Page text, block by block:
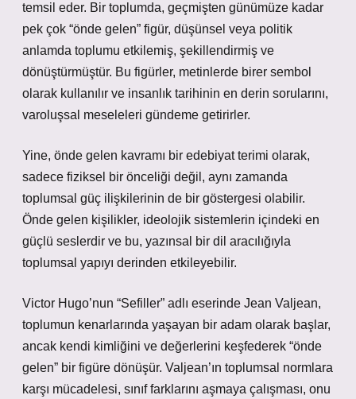
temsil eder. Bir toplumda, geçmişten günümüze kadar
pek çok “önde gelen” figür, düşünsel veya politik
anlamda toplumu etkilemiş, şekillendirmiş ve
dönüştürmüştür. Bu figürler, metinlerde birer sembol
olarak kullanılır ve insanlık tarihinin en derin sorularını,
varoluşsal meseleleri gündeme getirirler.
Yine, önde gelen kavramı bir edebiyat terimi olarak,
sadece fiziksel bir önceliği değil, aynı zamanda
toplumsal güç ilişkilerinin de bir göstergesi olabilir.
Önde gelen kişilikler, ideolojik sistemlerin içindeki en
güçlü seslerdir ve bu, yazınsal bir dil aracılığıyla
toplumsal yapıyı derinden etkileyebilir.
Victor Hugo’nun “Sefiller” adlı eserinde Jean Valjean,
toplumun kenarlarında yaşayan bir adam olarak başlar,
ancak kendi kimliğini ve değerlerini keşfederek “önde
gelen” bir figüre dönüşür. Valjean’ın toplumsal normlara
karşı mücadelesi, sınıf farklarını aşmaya çalışması, onu